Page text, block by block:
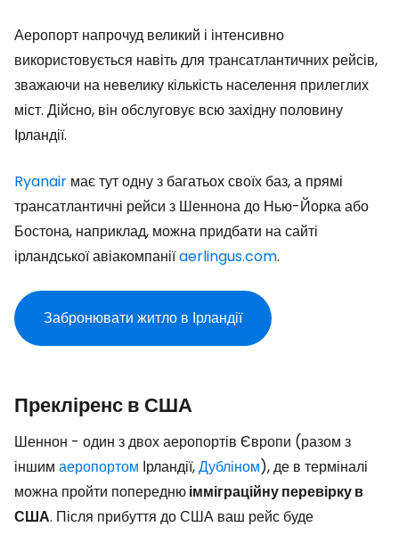
Аеропорт напрочуд великий і інтенсивно
використовується навіть для трансатлантичних рейсів,
зважаючи на невелику кількість населення прилеглих
міст. Дійсно, він обслуговує всю західну половину
Ірландії.
Ryanair має тут одну з багатьох своїх баз, а прямі
трансатлантичні рейси з Шеннона до Нью-Йорка або
Бостона, наприклад, можна придбати на сайті
ірландської авіакомпаніїaerlingus.com.
Забронювати житло в Ірландії
Прекліренс в США
Шеннон - один з двох аеропортів Європи (разом з
іншим аеропортом Ірландії,Дубліном), де в терміналі
можна пройти попереднюімміграційну перевірку в
США. Після прибуття до США ваш рейс буде